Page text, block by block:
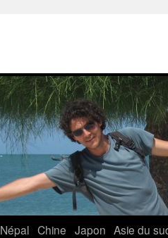
Népal Chine Japon Asie du